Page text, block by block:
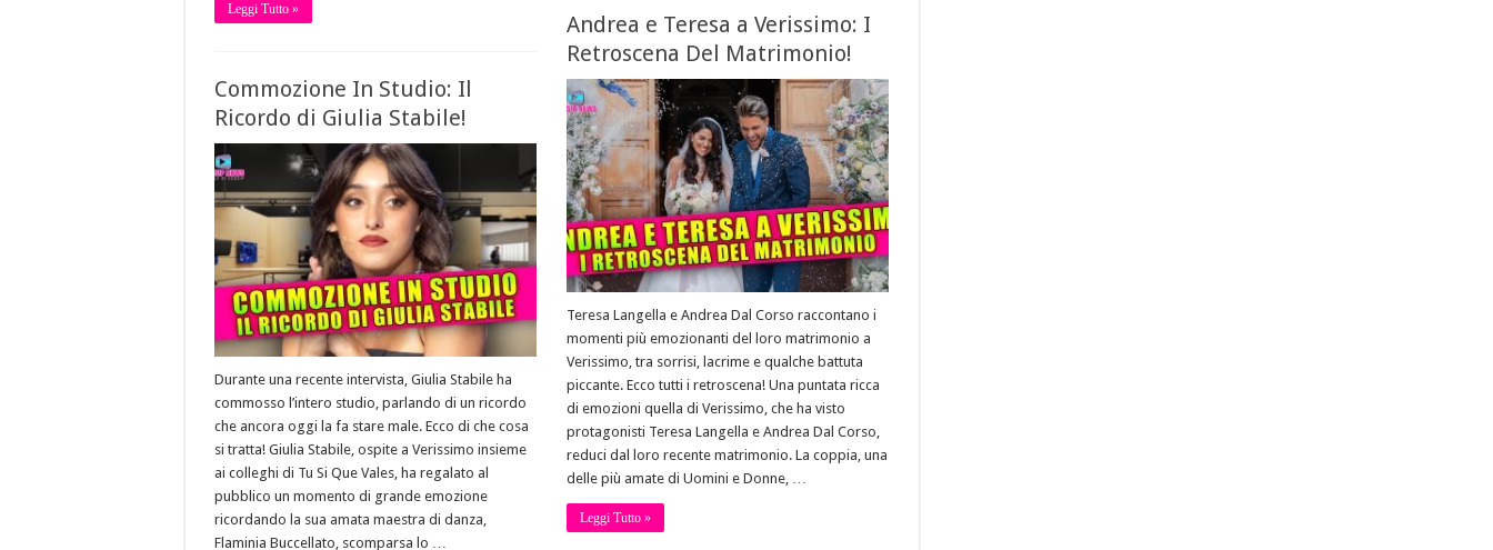
Leggi Tutto »
Andrea e Teresa a Verissimo: I
Retroscena Del Matrimonio!
Teresa Langella e Andrea Dal Corso raccontano i
momenti più emozionanti del loro matrimonio a
Verissimo, tra sorrisi, lacrime e qualche battuta
piccante. Ecco tutti i retroscena! Una puntata ricca
di emozioni quella di Verissimo, che ha visto
protagonisti Teresa Langella e Andrea Dal Corso,
reduci dal loro recente matrimonio. La coppia, una
delle più amate di Uomini e Donne, …
Leggi Tutto »
Commozione In Studio: Il
Ricordo di Giulia Stabile!
Durante una recente intervista, Giulia Stabile ha
commosso l’intero studio, parlando di un ricordo
che ancora oggi la fa stare male. Ecco di che cosa
si tratta! Giulia Stabile, ospite a Verissimo insieme
ai colleghi di Tu Si Que Vales, ha regalato al
pubblico un momento di grande emozione
ricordando la sua amata maestra di danza,
Flaminia Buccellato, scomparsa lo …